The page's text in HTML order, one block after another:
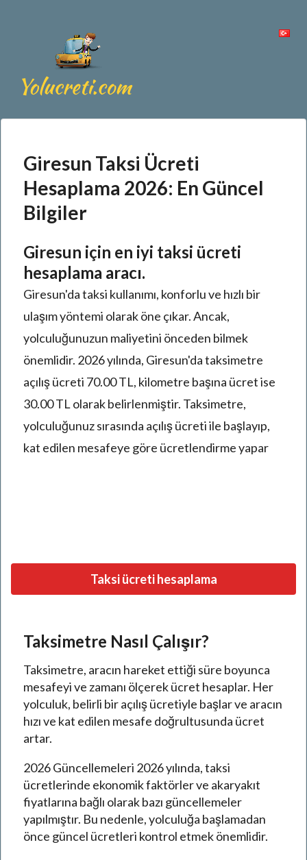
Giresun Taksi Ücreti
Hesaplama 2026: En Güncel
Bilgiler
Giresun için en iyi taksi ücreti
hesaplama aracı.
Giresun'da taksi kullanımı, konforlu ve hızlı bir
ulaşım yöntemi olarak öne çıkar. Ancak,
yolculuğunuzun maliyetini önceden bilmek
önemlidir. 2026 yılında, Giresun'da taksimetre
açılış ücreti 70.00 TL, kilometre başına ücret ise
30.00 TL olarak belirlenmiştir. Taksimetre,
yolculuğunuz sırasında açılış ücreti ile başlayıp,
kat edilen mesafeye göre ücretlendirme yapar
Taksi ücreti hesaplama
Taksimetre Nasıl Çalışır?
Taksimetre, aracın hareket ettiği süre boyunca
mesafeyi ve zamanı ölçerek ücret hesaplar. Her
yolculuk, belirli bir açılış ücretiyle başlar ve aracın
hızı ve kat edilen mesafe doğrultusunda ücret
artar.
2026 Güncellemeleri 2026 yılında, taksi
ücretlerinde ekonomik faktörler ve akaryakıt
fiyatlarına bağlı olarak bazı güncellemeler
yapılmıştır. Bu nedenle, yolculuğa başlamadan
önce güncel ücretleri kontrol etmek önemlidir.